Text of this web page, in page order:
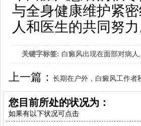
与全身健康维护紧
人和医生的共同努力
关键字标签: 白癜风出现在面部对病人 ,
上一篇：长期在户外，白癜风工作者
加强防护？
您目前所处的状况为：
如果有以下状况可点击